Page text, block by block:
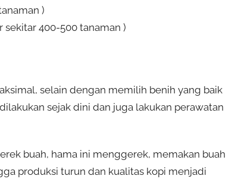
)
sekitar 400-500 tanaman )
selain dengan memilih benih yang baik
sejak dini dan juga lakukan perawatan
buah, hama ini menggerek, memakan buah
produksi turun dan kualitas kopi menjadi